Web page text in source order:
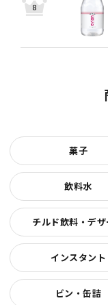
菓子
飲料水
チルド飲料・デザ
インスタント
ビン・缶詰